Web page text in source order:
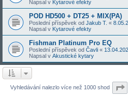
Napsal v Kytarové efekty
POD HD500 + DT25 + MIX(PA)
Poslední příspěvek od Jakub T. «
Napsal v Kytarové efekty
Fishman Platinum Pro EQ
Poslední příspěvek od Čavli «
Napsal v Akustické kytary
Vyhledávání nalezlo více než 1000 shod